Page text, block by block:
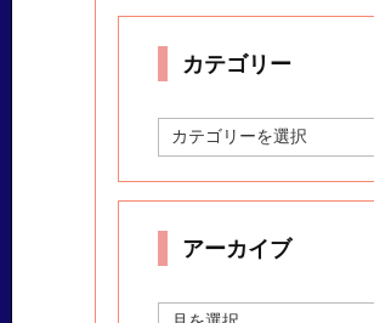
カテゴリー
テ
リ
アーカイブ